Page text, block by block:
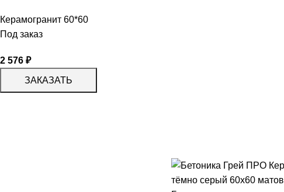
Керамогранит 60*60
Под заказ
2 576 ₽
ЗАКАЗАТЬ